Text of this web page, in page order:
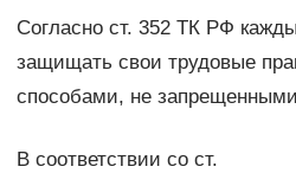
Согласно ст. 352 ТК РФ
защищать свои трудовые
способами, не
В соответствии со ст.